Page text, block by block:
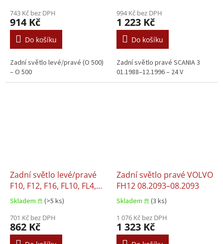
743 Kč bez DPH
914 Kč
Do košíku
Zadní světlo levé/pravé (O 500)
– O 500
994 Kč bez DPH
1 223 Kč
Do košíku
Zadní světlo pravé SCANIA 3
01.1988–12.1996 – 24 V
Zadní světlo levé/pravé
F10, F12, F16, FL10, FL4,
FL6, FL7, FLC, FS7
09.1985–09.2000
Skladem 𖠿 (>5 ks)
701 Kč bez DPH
862 Kč
Zadní světlo pravé VOLVO
FH12 08.2093–08.2093
Skladem 𖠿 (3 ks)
1 076 Kč bez DPH
1 323 Kč